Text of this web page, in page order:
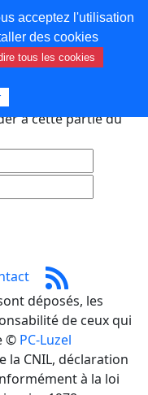
à cette partie du
déposés, les
de ceux qui
© PC-Luzel
la CNIL, déclaration
à la loi
acceptez l'utilisation
des cookies
tous les cookies